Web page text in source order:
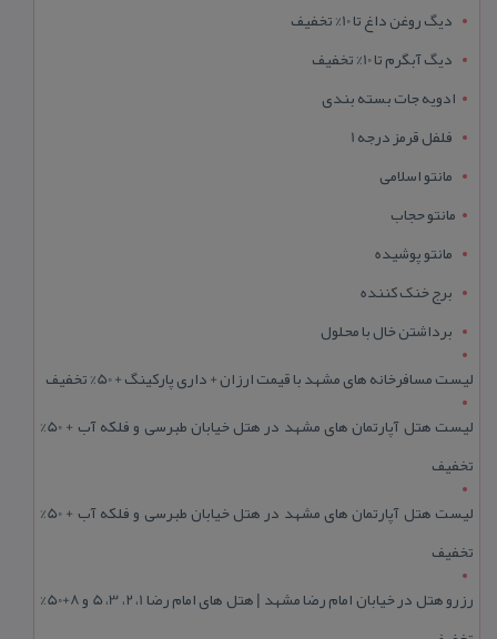
دیگ روغن داغ تا 10% تخفیف
دیگ آبگرم تا 10% تخفیف
ادویه جات بسته بندی
فلفل قرمز درجه 1
مانتو اسلامی
مانتو حجاب
مانتو پوشیده
برج خنک کننده
برداشتن خال با محلول
لیست مسافرخانه های مشهد با قیمت ارزان + داری پارکینگ + 50% تخفیف
لیست هتل آپارتمان های مشهد در هتل خیابان طبرسی و فلکه آب + 50%
تخفیف
لیست هتل آپارتمان های مشهد در هتل خیابان طبرسی و فلکه آب + 50%
تخفیف
رزرو هتل در خیابان امام رضا مشهد | هتل‌ های امام رضا 1، 2، 3، 5 و 8+50%